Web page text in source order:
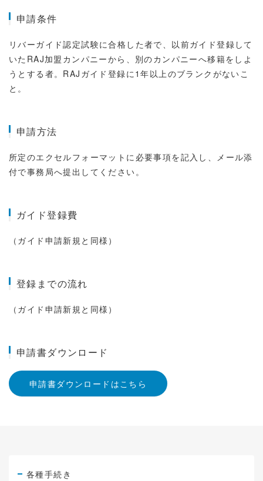
申請条件
リバーガイド認定試験に合格した者で、以前ガイド登録して
いたRAJ加盟カンパニーから、別のカンパニーへ移籍をしよ
うとする者。RAJガイド登録に1年以上のブランクがないこ
と。
申請方法
所定のエクセルフォーマットに必要事項を記入し、メール添
付で事務局へ提出してください。
ガイド登録費
（ガイド申請新規と同様）
登録までの流れ
（ガイド申請新規と同様）
申請書ダウンロード
申請書ダウンロードはこちら
各種手続き